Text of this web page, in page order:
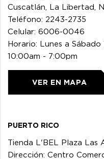
Cuscatlán, La Libertad,
Teléfono: 2243-2735
Celular: 6006-0046
Horario: Lunes a
10:00am - 7:00pm
VER EN MAPA
PUERTO RICO
Tienda L'BEL Plaza Las
Dirección: Centro